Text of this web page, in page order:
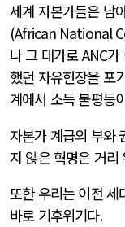
세계 자본가들은 남
(African National
나 그 대가로ANC가
했던 자유헌장을 포
계에서 소득 불평등
자본가 계급의 부와
지 않은 혁명은 거
또한 우리는 이전 세
바로 기후위기다.